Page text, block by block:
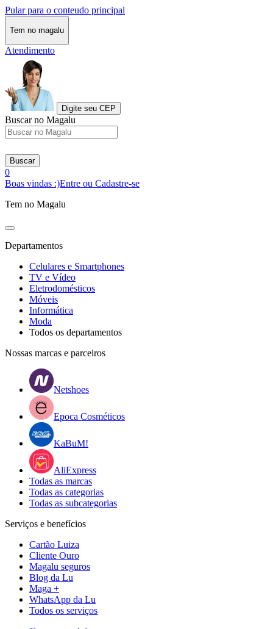
Pular para o conteudo principal
Tem no magalu
Atendimento
Digite seu CEP
Buscar no Magalu
Buscar
0
Boas vindas :)Entre ou Cadastre-se
Tem no Magalu
Departamentos
Celulares e Smartphones
TV e Vídeo
Eletrodomésticos
Móveis
Informática
Moda
Todos os departamentos
Nossas marcas e parceiros
Netshoes
Epoca Cosméticos
KaBuM!
AliExpress
Todas as marcas
Todas as categorias
Todas as subcategorias
Serviços e benefícios
Cartão Luiza
Cliente Ouro
Magalu seguros
Blog da Lu
Maga +
WhatsApp da Lu
Todos os serviços